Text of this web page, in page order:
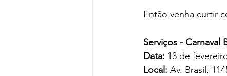
Então venha curtir
Serviços - Carnaval
Data: 13 de
Local: Av. Brasil,